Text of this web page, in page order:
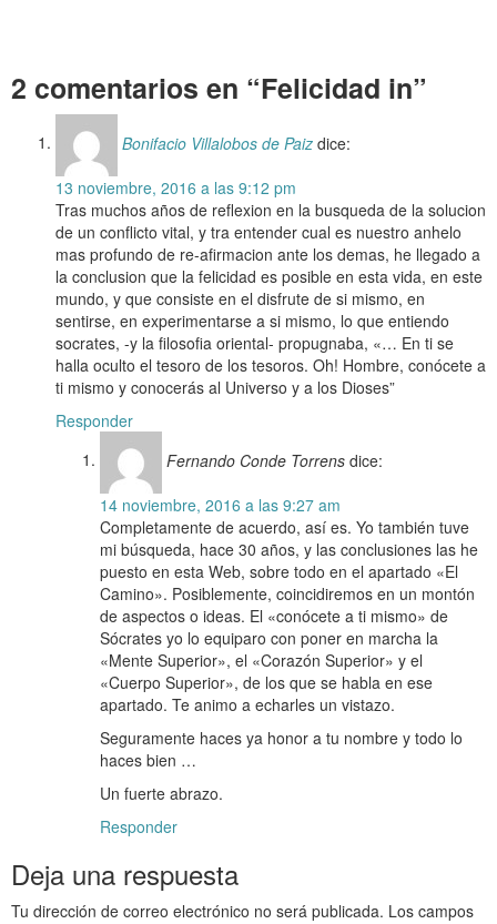
2 comentarios en “Felicidad in”
Bonifacio Villalobos de Paiz dice:
13 noviembre, 2016 a las 9:12 pm
Tras muchos años de reflexion en la busqueda de la solucion
de un conflicto vital, y tra entender cual es nuestro anhelo
mas profundo de re-afirmacion ante los demas, he llegado a
la conclusion que la felicidad es posible en esta vida, en este
mundo, y que consiste en el disfrute de si mismo, en
sentirse, en experimentarse a si mismo, lo que entiendo
socrates, -y la filosofia oriental- propugnaba, «… En ti se
halla oculto el tesoro de los tesoros. Oh! Hombre, conócete a
ti mismo y conocerás al Universo y a los Dioses”
Responder
Fernando Conde Torrens dice:
14 noviembre, 2016 a las 9:27 am
Completamente de acuerdo, así es. Yo también tuve
mi búsqueda, hace 30 años, y las conclusiones las he
puesto en esta Web, sobre todo en el apartado «El
Camino». Posiblemente, coincidiremos en un montón
de aspectos o ideas. El «conócete a ti mismo» de
Sócrates yo lo equiparo con poner en marcha la
«Mente Superior», el «Corazón Superior» y el
«Cuerpo Superior», de los que se habla en ese
apartado. Te animo a echarles un vistazo.
Seguramente haces ya honor a tu nombre y todo lo
haces bien …
Un fuerte abrazo.
Responder
Deja una respuesta
Tu dirección de correo electrónico no será publicada. Los campos